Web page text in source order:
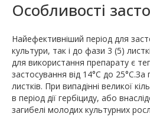
Особливостi
Найефективніший період для
культури, так і до фази 3 (5)
для використання препарату є
застосування від 14°С до
листків. При випадінні великої
в період дії гербіциду, або
загибелі молодих культурних